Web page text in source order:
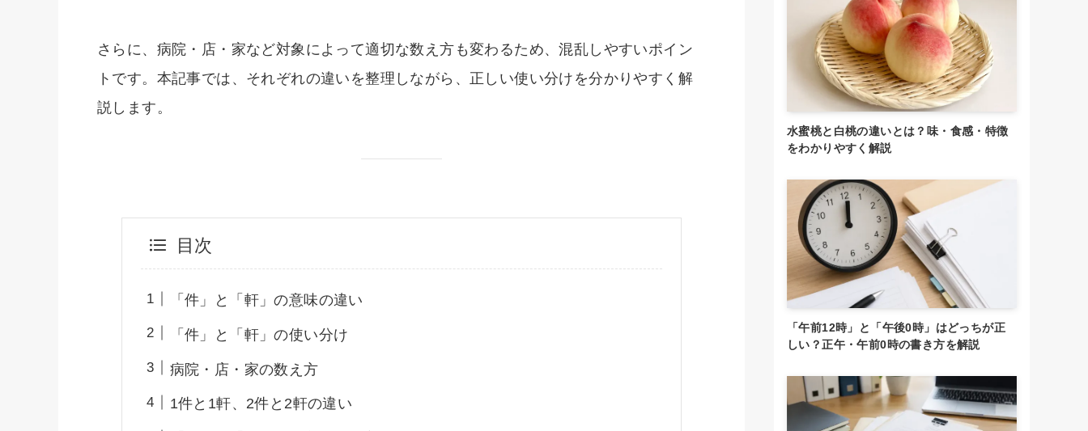
さらに、病院・店・家など対象によって適切な数え方も変わるため、混乱しやすいポイン
トです。本記事では、それぞれの違いを整理しながら、正しい使い分けを分かりやすく解
説します。
目次
「件」と「軒」の意味の違い
「件」と「軒」の使い分け
病院・店・家の数え方
1件と1軒、2件と2軒の違い
水蜜桃と白桃の違いとは？味・食感・特徴
をわかりやすく解説
「午前12時」と「午後0時」はどっちが正
しい？正午・午前0時の書き方を解説